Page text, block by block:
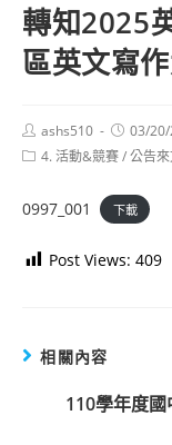
轉知2025
區英文寫
Post
author:
ashs510
Post
published:
03/
Post4. 活動&競賽/公告
0997_001 下載
Post Views: 409
相關內容
110學年度